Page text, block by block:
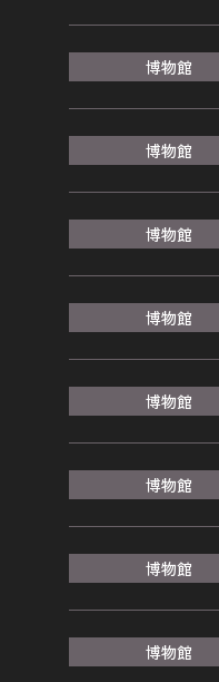
博物館
博物館
博物館
博物館
博物館
博物館
博物館
博物館